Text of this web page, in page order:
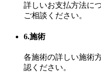
詳しいお支払方法に
ご相談ください。
6.施術
各施術の詳しい施術
認ください。